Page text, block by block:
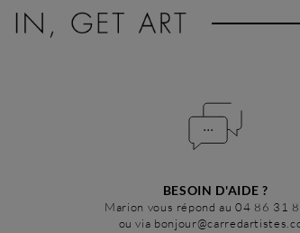
BESOIN D'AIDE ?
Marion vous répond au 04 86 31
ou via